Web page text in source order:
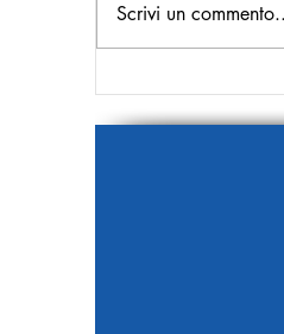
americani
Scrivi un